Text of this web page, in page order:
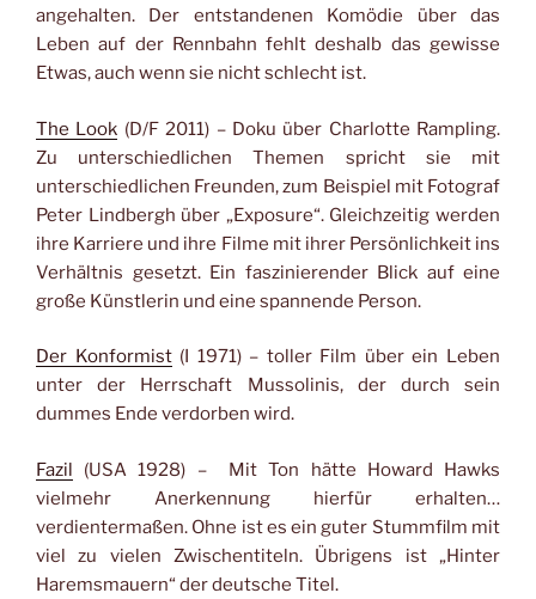
angehalten. Der entstandenen Komödie über das
Leben auf der Rennbahn fehlt deshalb das gewisse
Etwas, auch wenn sie nicht schlecht ist.
The Look (D/F 2011) – Doku über Charlotte Rampling.
Zu unterschiedlichen Themen spricht sie mit
unterschiedlichen Freunden, zum Beispiel mit Fotograf
Peter Lindbergh über „Exposure“. Gleichzeitig werden
ihre Karriere und ihre Filme mit ihrer Persönlichkeit ins
Verhältnis gesetzt. Ein faszinierender Blick auf eine
große Künstlerin und eine spannende Person.
Der Konformist(I 1971) – toller Film über ein Leben
unter der Herrschaft Mussolinis, der durch sein
dummes Ende verdorben wird.
Fazil (USA 1928) – Mit Ton hätte Howard Hawks
vielmehr Anerkennung hierfür erhalten…
verdientermaßen. Ohne ist es ein guter Stummfilm mit
viel zu vielen Zwischentiteln. Übrigens ist „Hinter
Haremsmauern“ der deutsche Titel.